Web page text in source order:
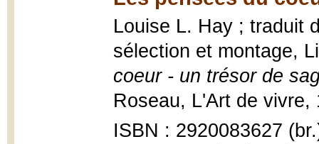
Louise L. Hay ; traduit
sélection et montage,
coeur - un trésor de
Roseau, L'Art de
ISBN : 2920083627